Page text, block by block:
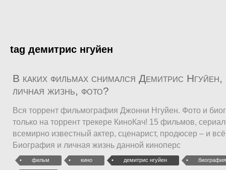
tag демитрис нгуйен
В каких фильмах снимался Демитрис Нгуйен,
личная жизнь, фото?
Вся торрент фильмография Джонни Нгуйен. Фото и
только на торрент трекере КиноКач! 15 фильмов,
всемирно известный актер, сценарист, продюсер – и
Биография и личная жизнь данной киноперс
фильм кино демитрис нгуйен биография